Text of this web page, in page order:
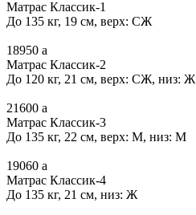
Матрас Классик-1
До 135 кг, 19 см, верх: СЖ
18950 a
Матрас Классик-2
До 120 кг, 21 см, верх: СЖ, низ: Ж
21600 a
Матрас Классик-3
До 135 кг, 22 см, верх: М, низ: М
19060 a
Матрас Классик-4
До 135 кг, 21 см, низ: Ж